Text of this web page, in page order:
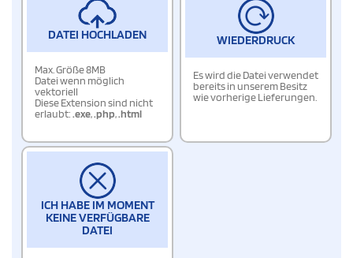
DATEI HOCHLADEN
Max. Größe 8MB
Datei wenn möglich
vektoriell
Diese Extension sind nicht
erlaubt:.exe,.php,.html
WIEDERDRUCK
Es wird die Datei verwendet
bereits in unserem Besitz
wie vorherige Lieferungen.
ICH HABE IM MOMENT
KEINE VERFÜGBARE
DATEI